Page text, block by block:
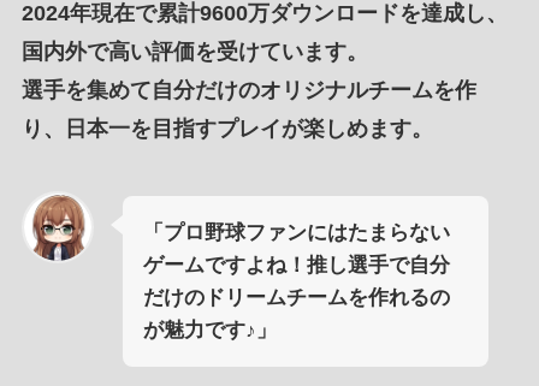
2024年現在で累計9600万ダウンロードを達成し、
国内外で高い評価を受けています。
選手を集めて自分だけのオリジナルチームを作
り、
日本一を目指すプレイが楽しめます。
「プロ野球ファンにはたまらない
ゲームですよね！推し選手で自分
だけのドリームチームを作れるの
が魅力です♪」